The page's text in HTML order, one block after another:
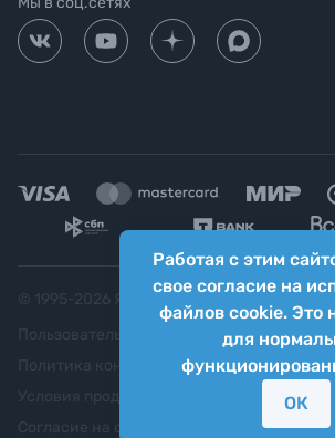
Работая с этим
свое согласие на
файлов cookie. Это
для
ОК
Яркий фотомаркет ("Яркий
Пользовательское соглашение
Политика конфиденциальности
Согласие на обработку персональных